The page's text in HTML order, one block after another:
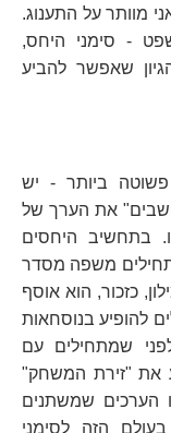
מוותר על התענוג.
- סימני היחס,
שאפשר להביע
ביותר - יש
את הערך של
בתחשיב היחסים
משפה מסדר
כזכור, הוא אוסף
להופיע בנוסחאות
שמתחילים עם
את "זירת המשחק"
הערכים שמשתנים
הזה לסימני